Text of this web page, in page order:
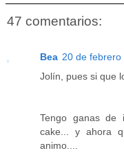
47 comentarios:
Bea 20 de
Jolín, pues si que
Tengo ganas de
cake... y ahora
animo....